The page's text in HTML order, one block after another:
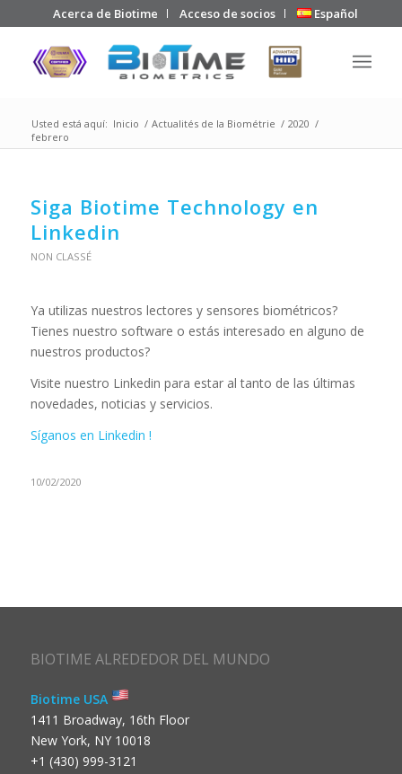
Acerca de Biotime Acceso de socios Español
Usted está aquí: Inicio / Actualités de la Biométrie / 2020 /
febrero
Siga Biotime Technology en
Linkedin
NON CLASSÉ
Ya utilizas nuestros lectores y sensores biométricos?
Tienes nuestro software o estás interesado en alguno de
nuestros productos?
Visite nuestro Linkedin para estar al tanto de las últimas
novedades, noticias y servicios.
Síganos en Linkedin !
10/02/2020
BIOTIME ALREDEDOR DEL MUNDO
Biotime USA
1411 Broadway, 16th Floor
New York, NY 10018
+1 (430) 999-3121